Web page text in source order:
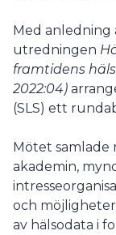
Med anledning
utredningen
framtidens
2022:04)
(SLS) ett
Mötet samlade
akademin,
och
av hälsodata i